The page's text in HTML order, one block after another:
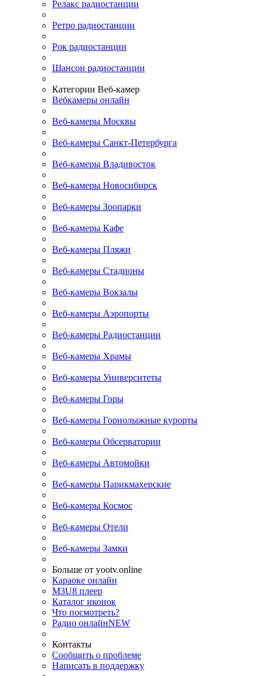
Релакс радиостанции
Ретро радиостанции
Рок радиостанции
Шансон радиостанции
Категории Веб-камер
Вебкамеры онлайн
Веб-камеры Москвы
Веб-камеры Санкт-Петербурга
Веб-камеры Владивосток
Веб-камеры Новосибирск
Веб-камеры Зоопарки
Веб-камеры Кафе
Веб-камеры Пляжи
Веб-камеры Стадионы
Веб-камеры Вокзалы
Веб-камеры Аэропорты
Веб-камеры Радиостанции
Веб-камеры Храмы
Веб-камеры Университеты
Веб-камеры Горы
Веб-камеры Горнолыжные курорты
Веб-камеры Обсерватории
Веб-камеры Автомойки
Веб-камеры Парикмахерские
Веб-камеры Космос
Веб-камеры Отели
Веб-камеры Замки
Больше от yootv.online
Караоке онлайн
M3U8 плеер
Каталог иконок
Что посмотреть?
Радио онлайнNEW
Контакты
Сообщить о проблеме
Написать в поддержку